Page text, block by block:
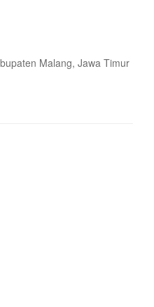
Malang, Jawa Timur